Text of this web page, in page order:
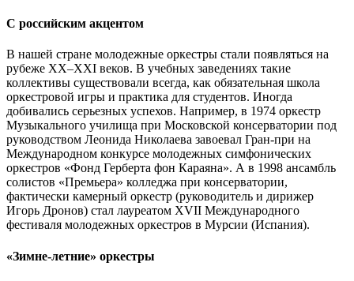
С российским акцентом
В нашей стране молодежные оркестры стали появляться на
рубеже XX–XXI веков. В учебных заведениях такие
коллективы существовали всегда, как обязательная школа
оркестровой игры и практика для студентов. Иногда
добивались серьезных успехов. Например, в 1974 оркестр
Музыкального училища при Московской консерватории под
руководством Леонида Николаева завоевал Гран-при на
Международном конкурсе молодежных симфонических
оркестров «Фонд Герберта фон Караяна». А в 1998 ансамбль
солистов «Премьера» колледжа при консерватории,
фактически камерный оркестр (руководитель и дирижер
Игорь Дронов) стал лауреатом XVII Международного
фестиваля молодежных оркестров в Мурсии (Испания).
«Зимне-летние» оркестры